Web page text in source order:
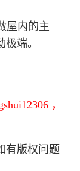
屋内的主
端。
，
有版权问题